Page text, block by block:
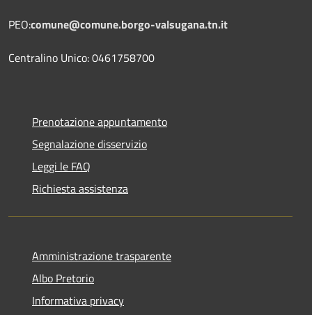
PEO:comune@comune.borgo-valsugana.tn.it
Centralino Unico: 0461758700
Prenotazione appuntamento
Segnalazione disservizio
Leggi le FAQ
Richiesta assistenza
Amministrazione trasparente
Albo Pretorio
Informativa privacy